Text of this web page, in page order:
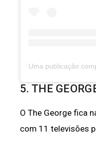
5. THE
O The George fica
com 11 televisões